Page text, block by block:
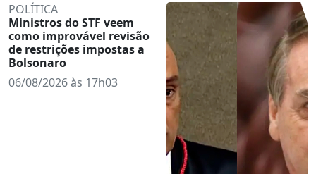
POLÍTICA
Ministros do STF veem
como improvável revisão
de restrições impostas a
Bolsonaro
06/08/2026 às 17h03